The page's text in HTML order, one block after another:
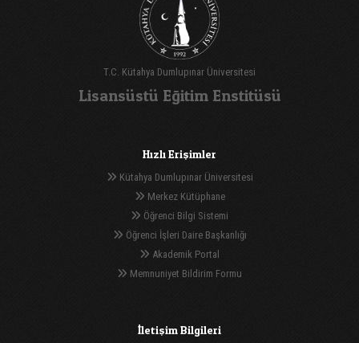
T.C. Kütahya Dumlupınar Üniversitesi
Lisansüstü Eğitim Enstitüsü
Hızlı Erişimler
Kütahya Dumlupınar Üniversitesi
Merkez Kütüphane
Öğrenci Bilgi Sistemi
Öğrenci İşleri Daire Başkanlığı
Akademik Portal
Memnuniyet Bildirim Formu
İletişim Bilgileri